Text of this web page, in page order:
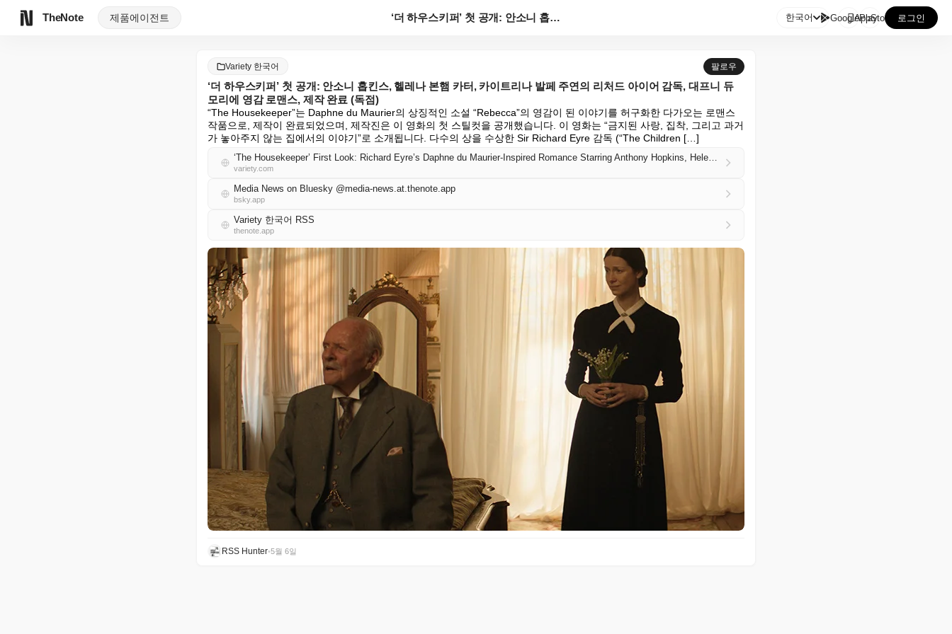
TheNote 제품에이전트 ‘더 하우스키퍼’ 첫 공개: 안소니 홉킨스, 헬레나 본... 한국어 GooglePlay
AppStore 로그인
Variety 한국어 팔로우
‘더 하우스키퍼’ 첫 공개: 안소니 홉킨스, 헬레나 본햄 카터, 카이트리나 발페 주연의 리처드 아이어 감독, 대프니 듀
모리에 영감 로맨스, 제작 완료 (독점)
“The Housekeeper”는 Daphne du Maurier의 상징적인 소설 “Rebecca”의 영감이 된 이야기를 허구화한 다가오는 로맨스
작품으로, 제작이 완료되었으며, 제작진은 이 영화의 첫 스틸컷을 공개했습니다. 이 영화는 “금지된 사랑, 집착, 그리고 과거
가 놓아주지 않는 집에서의 이야기”로 소개됩니다. 다수의 상을 수상한 Sir Richard Eyre 감독 (“The Children […]
‘The Housekeeper’ First Look: Richard Eyre’s Daphne du Maurier-Inspired Romance Starring Anthony Hopkins, Helena Bonham Carter and Caitríona Balfe Wraps Production (EXCLUSIVE)
variety.com
Media News on Bluesky @media-news.at.thenote.app
bsky.app
Variety 한국어 RSS
thenote.app
RSS Hunter•5월 6일